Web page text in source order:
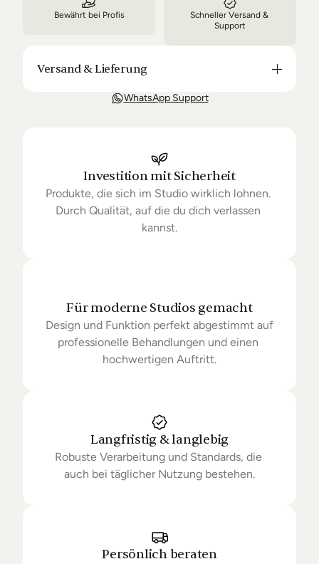
Bewährt bei Profis
Schneller Versand &
Support
Versand & Lieferung
Unsere Lieferung ist in der Regel in 3-8 Tagen bei
Lieferung unter Umständen um einige Tage
verzögern.
WhatsApp Support
Investition mit Sicherheit
Produkte, die sich im Studio wirklich lohnen.
Durch Qualität, auf die du dich verlassen
kannst.
Für moderne Studios gemacht
Design und Funktion perfekt abgestimmt auf
professionelle Behandlungen und einen
hochwertigen Auftritt.
Langfristig & langlebig
Robuste Verarbeitung und Standards, die
auch bei täglicher Nutzung bestehen.
Persönlich beraten